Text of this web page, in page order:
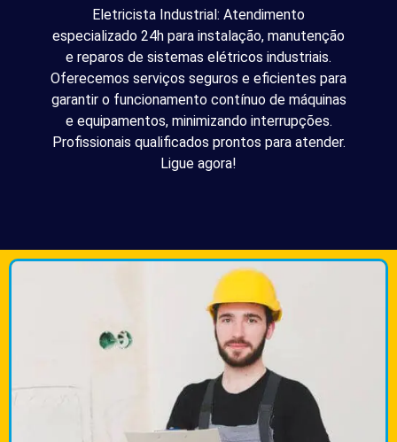
Eletricista Industrial: Atendimento
especializado 24h para instalação, manutenção
e reparos de sistemas elétricos industriais.
Oferecemos serviços seguros e eficientes para
garantir o funcionamento contínuo de máquinas
e equipamentos, minimizando interrupções.
Profissionais qualificados prontos para atender.
Ligue agora!